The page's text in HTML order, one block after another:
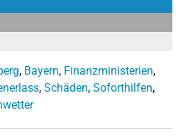
, Bayern, Finanzministerien,
, Schäden, Soforthilfen,